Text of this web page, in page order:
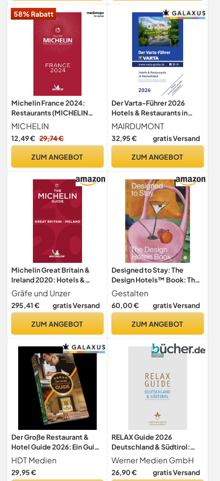
58% Rabatt
Michelin France 2024:
Restaurants (MICHELIN
Hotelführer)
MICHELIN
12,49 € 29,74 €
ZUM ANGEBOT
Der Varta-Führer 2026
Hotels & Restaurants in
Deutschland (VARTA Hotel-
und Restaurantführer)
MAIRDUMONT
32,95 € gratis Versand
ZUM ANGEBOT
Michelin Great Britain &
Ireland 2020: Hotels &
Restaurants (MICHELIN
Hotelführer)
Gräfe und Unzer
295,41 € gratis Versand
ZUM ANGEBOT
Designed to Stay: The
Design Hotels™ Book: The
Design Hotels(TM) Book
Gestalten
60,00 € gratis Versand
ZUM ANGEBOT
Der Große Restaurant &
Hotel Guide 2026: Ein Guide
für Gäste
HDT Medien
29,95 €
RELAX Guide 2026
Deutschland & Südtirol:
Alle Hotels für Wellness und
Gesundheit. Unabhängig
getestet, ehrlich
Werner Medien GmbH
26,90 € gratis Versand